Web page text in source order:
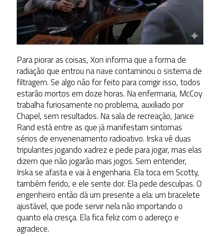
Para piorar as coisas, Xon informa que a forma de
radiação que entrou na nave contaminou o sistema de
filtragem. Se algo não for feito para corrigir isso, todos
estarão mortos em doze horas. Na enfermaria, McCoy
trabalha furiosamente no problema, auxiliado por
Chapel, sem resultados. Na sala de recreação, Janice
Rand está entre as que já manifestam sintomas
sérios de envenenamento radioativo. Irska vê duas
tripulantes jogando xadrez e pede para jogar, mas elas
dizem que não jogarão mais jogos. Sem entender,
Irska se afasta e vai à engenharia. Ela toca em Scotty,
também ferido, e ele sente dor. Ela pede desculpas. O
engenheiro então dá um presente a ela: um bracelete
ajustável, que pode servir nela não importando o
quanto ela cresça. Ela fica feliz com o adereço e
agradece.